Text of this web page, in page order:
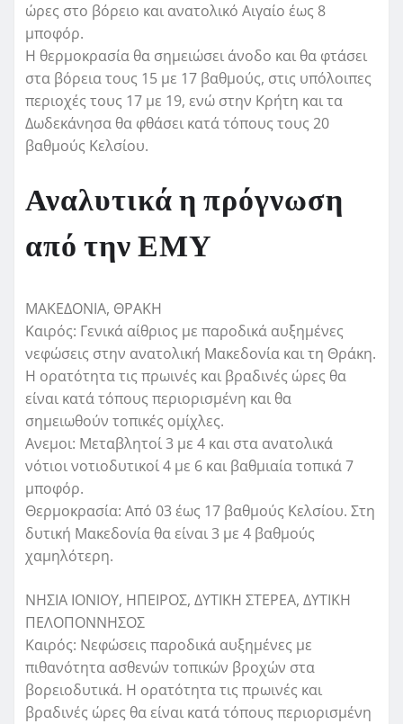
ώρες στο βόρειο και ανατολικό Αιγαίο έως 8
μποφόρ.
Η θερμοκρασία θα σημειώσει άνοδο και θα φτάσει
στα βόρεια τους 15 με 17 βαθμούς, στις υπόλοιπες
περιοχές τους 17 με 19, ενώ στην Κρήτη και τα
Δωδεκάνησα θα φθάσει κατά τόπους τους 20
βαθμούς Κελσίου.
Αναλυτικά η πρόγνωση
από την ΕΜΥ
ΜΑΚΕΔΟΝΙΑ, ΘΡΑΚΗ
Καιρός: Γενικά αίθριος με παροδικά αυξημένες
νεφώσεις στην ανατολική Μακεδονία και τη Θράκη.
Η ορατότητα τις πρωινές και βραδινές ώρες θα
είναι κατά τόπους περιορισμένη και θα
σημειωθούν τοπικές ομίχλες.
Ανεμοι: Μεταβλητοί 3 με 4 και στα ανατολικά
νότιοι νοτιοδυτικοί 4 με 6 και βαθμιαία τοπικά 7
μποφόρ.
Θερμοκρασία: Από 03 έως 17 βαθμούς Κελσίου. Στη
δυτική Μακεδονία θα είναι 3 με 4 βαθμούς
χαμηλότερη.
ΝΗΣΙΑ ΙΟΝΙΟΥ, ΗΠΕΙΡΟΣ, ΔΥΤΙΚΗ ΣΤΕΡΕΑ, ΔΥΤΙΚΗ
ΠΕΛΟΠΟΝΝΗΣΟΣ
Καιρός: Νεφώσεις παροδικά αυξημένες με
πιθανότητα ασθενών τοπικών βροχών στα
βορειοδυτικά. Η ορατότητα τις πρωινές και
βραδινές ώρες θα είναι κατά τόπους περιορισμένη